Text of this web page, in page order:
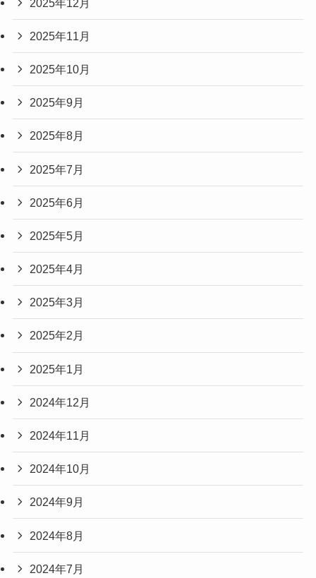
2025年11月
2025年10月
2025年9月
2025年8月
2025年7月
2025年6月
2025年5月
2025年4月
2025年3月
2025年2月
2025年1月
2024年12月
2024年11月
2024年10月
2024年9月
2024年8月
2024年7月